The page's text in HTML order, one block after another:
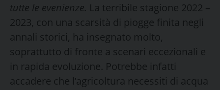
tutte le evenienze. La terribile stagione 2022 –
2023, con una scarsità di piogge finita negli
annali storici, ha insegnato molto,
soprattutto di fronte a scenari eccezionali e
in rapida evoluzione. Potrebbe infatti
accadere che l’agricoltura necessiti di acqua